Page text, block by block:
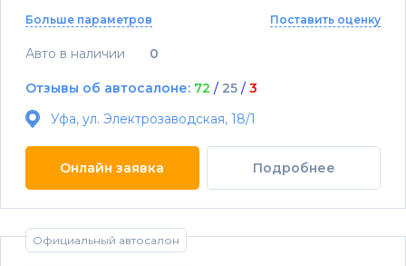
Больше параметров Поставить оценку
Авто в наличии 0
Отзывы об автосалоне: 72 / 25 / 3
Уфа, ул. Электрозаводская, 18/1
Онлайн заявка Подробнее
Официальный автосалон